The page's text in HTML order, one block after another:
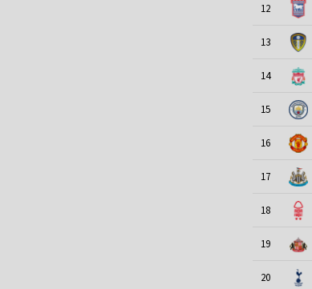
12
13
14
15
16
17
18
19
20